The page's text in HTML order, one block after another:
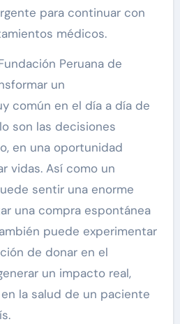
para continuar con
médicos.
Peruana de
un
común en el día a día de
son las decisiones
en una oportunidad
vidas. Así como un
sentir una enorme
una compra espontánea
puede experimentar
de donar en el
un impacto real,
la salud de un paciente